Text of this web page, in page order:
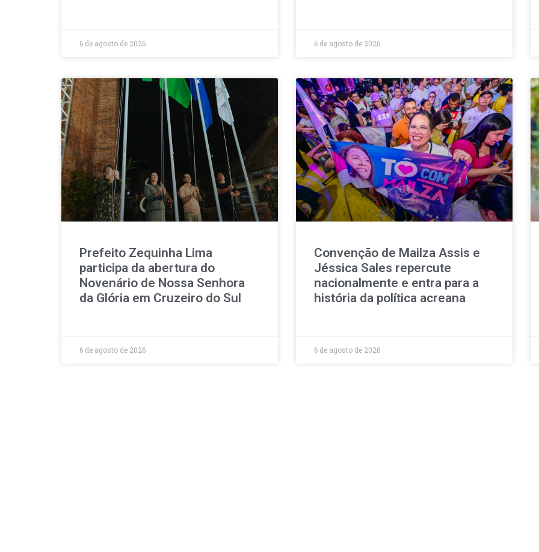
6 de agosto de 2026 6 de agosto de 2026
Prefeito Zequinha Lima
participa da abertura do
Novenário de Nossa Senhora
da Glória em Cruzeiro do Sul
6 de agosto de 2026
Convenção de Mailza Assis e
Jéssica Sales repercute
nacionalmente e entra para a
história da política acreana
6 de agosto de 2026